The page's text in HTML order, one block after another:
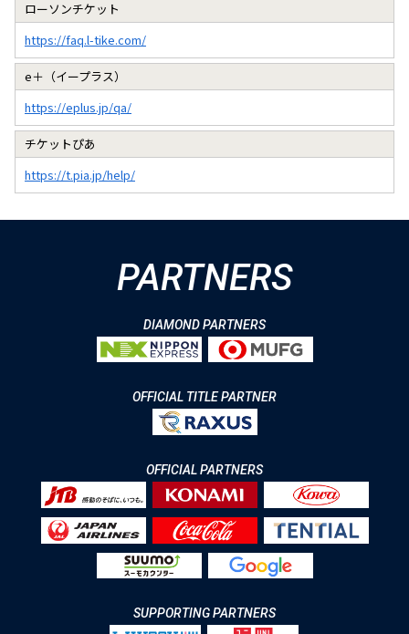
ローソンチケット
https://faq.l-tike.com/
e＋（イープラス）
https://eplus.jp/qa/
チケットぴあ
https://t.pia.jp/help/
PARTNERS
DIAMOND PARTNERS
OFFICIAL TITLE PARTNER
OFFICIAL PARTNERS
SUPPORTING PARTNERS